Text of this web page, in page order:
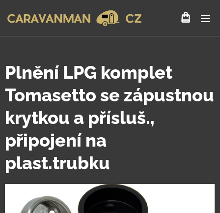
Plnění LPG komplet
Tomasetto se zápustnou
krytkou a přísluš.,
připojení na
plast.trubku